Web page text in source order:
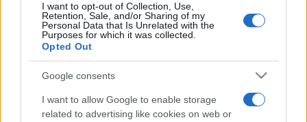
I want to opt-out of Collection, Use,
Retention, Sale, and/or Sharing of my
Personal Data that Is Unrelated with the
Purposes for which it was collected.
Opted Out
Google consents
I want to allow Google to enable storage
related to advertising like cookies on web or
20
ZDJĘĆ
PRODUCENCI I RYNEK
15 lat Skody Octavii RS
Wiktor Smogór
13 ZDJĘĆ
NOWOŚCI I PREMIERY
Odświeżona Škoda
Maciej Kuchno